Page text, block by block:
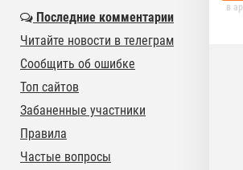
в
Последние комментарии
Читайте новости в телеграм
Сообщить об ошибке
Топ сайтов
Забаненные участники
Правила
Частые вопросы